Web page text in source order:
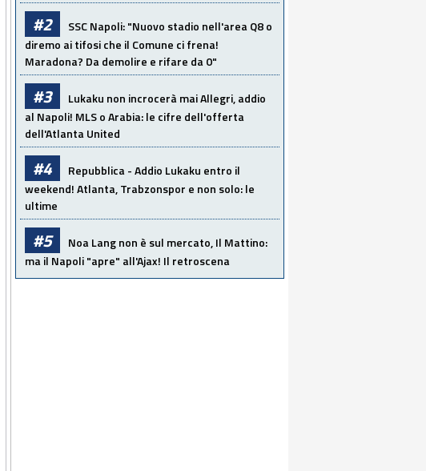
#2
SSC Napoli: "Nuovo stadio nell'area Q8 o
diremo ai tifosi che il Comune ci frena!
Maradona? Da demolire e rifare da 0"
#3
Lukaku non incrocerà mai Allegri, addio
al Napoli! MLS o Arabia: le cifre dell'offerta
dell'Atlanta United
#4
Repubblica - Addio Lukaku entro il
weekend! Atlanta, Trabzonspor e non solo: le
ultime
#5
Noa Lang non è sul mercato, Il Mattino:
ma il Napoli "apre" all'Ajax! Il retroscena